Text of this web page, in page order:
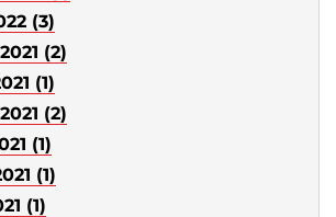
(3)
(2)
(1)
(2)
(1)
(1)
(1)